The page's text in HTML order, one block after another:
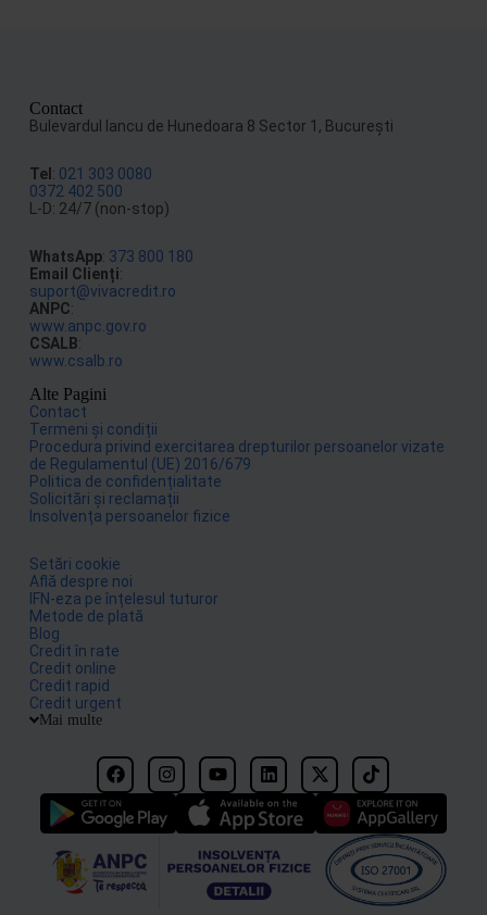
Contact
Bulevardul Iancu de Hunedoara 8 Sector 1, Bucureşti
Tel: 021 303 0080
0372 402 500
L-D: 24/7 (non-stop)
WhatsApp: 373 800 180
Email Clienți:
suport@vivacredit.ro
ANPC:
www.anpc.gov.ro
CSALB:
www.csalb.ro
Alte Pagini
Contact
Termeni și condiții
Procedura privind exercitarea drepturilor persoanelor vizate
de Regulamentul (UE) 2016/679
Politica de confidențialitate
Solicitări și reclamații
Insolvența persoanelor fizice
Setări cookie
Află despre noi
IFN-eza pe înțelesul tuturor
Metode de plată
Blog
Credit în rate
Credit online
Credit rapid
Credit urgent
Mai multe